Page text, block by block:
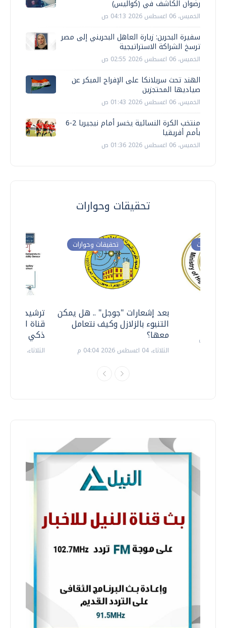
رضوان الكاشف في (كواليس)
الخميس، 06 اغسطس 2026 04:13 ص
سفيرة البحرين: زيارة العاهل البحريني إلى مصر
ترسخ الشراكة الاستراتيجية
الخميس، 06 اغسطس 2026 02:55 ص
الهند تحث سريلانكا على الإفراج المبكر عن
صياديها المحتجزين
الخميس، 06 اغسطس 2026 01:43 ص
منتخب الكرة النسائية يخسر أمام نيجيريا 2-6
بأمم أفريقيا
الخميس، 06 اغسطس 2026 01:36 ص
تحقيقات وحوارات
ترشيدا
قناة
ذكي
الثلاثاء، 14 يوليو 2026 06:11 م
تحقيقات وحوارات
بعد إشعارات "جوجل" .. هل يمكن
التنبوء بالزلازل وكيف نتعامل
معها؟
الثلاثاء، 04 اغسطس 2026 04:04 م
وحوارات